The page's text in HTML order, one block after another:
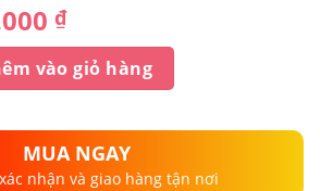
₫.
₫Giá
hiện
tại
là:
39.000 ₫.
vào giỏ hàng
MUA NGAY
nhận và giao hàng tận nơi